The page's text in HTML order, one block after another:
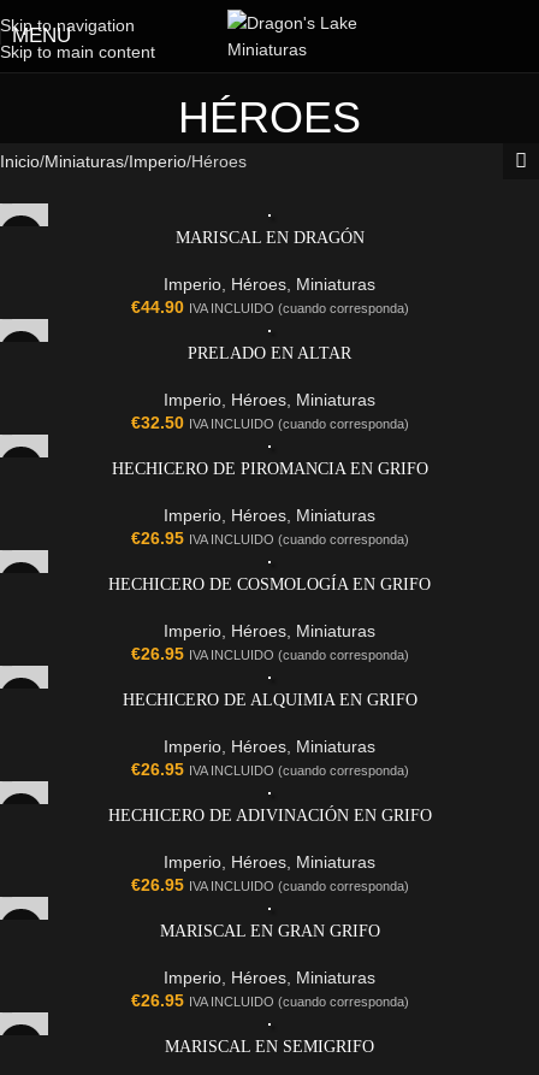
Skip to navigation
Skip to main content
MENU
HÉROES
Inicio Miniaturas Imperio Héroes
MARISCAL EN DRAGÓN
Imperio Héroes Miniaturas
€44.90 IVA INCLUIDO (cuando corresponda)
PRELADO EN ALTAR
Imperio Héroes Miniaturas
€32.50 IVA INCLUIDO (cuando corresponda)
HECHICERO DE PIROMANCIA EN GRIFO
Imperio Héroes Miniaturas
€26.95 IVA INCLUIDO (cuando corresponda)
HECHICERO DE COSMOLOGÍA EN GRIFO
Imperio Héroes Miniaturas
€26.95 IVA INCLUIDO (cuando corresponda)
HECHICERO DE ALQUIMIA EN GRIFO
Imperio Héroes Miniaturas
€26.95 IVA INCLUIDO (cuando corresponda)
HECHICERO DE ADIVINACIÓN EN GRIFO
Imperio Héroes Miniaturas
€26.95 IVA INCLUIDO (cuando corresponda)
MARISCAL EN GRAN GRIFO
Imperio Héroes Miniaturas
€26.95 IVA INCLUIDO (cuando corresponda)
MARISCAL EN SEMIGRIFO